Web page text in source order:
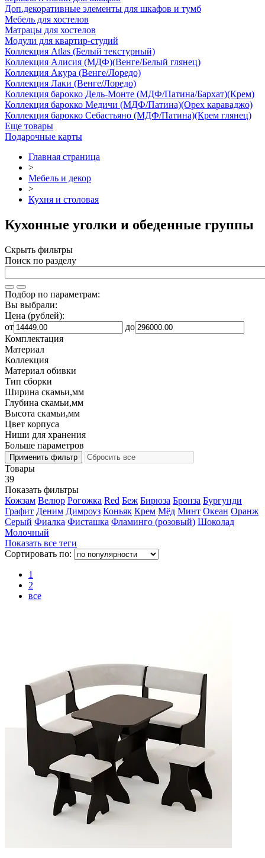
Доп.декоративные элементы для шкафов и тумб
Мебель для хостелов
Матрацы для хостелов
Модули для квартир-студий
Коллекция Atlas (Белый текстурный)
Коллекция Алисия (МДФ)(Венге/Белый глянец)
Коллекция Акура (Венге/Лоредо)
Коллекция Лаки (Венге/Лоредо)
Коллекция барокко Дель-Монте (МДФ/Патина/Бархат)(Крем)
Коллекция барокко Медичи (МДФ/Патина)(Орех караваджо)
Коллекция барокко Себастьяно (МДФ/Патина)(Крем глянец)
Еще товары
Подарочные карты
Главная страница
>
Мебель и декор
>
Кухня и столовая
Кухонные уголки и обеденные группы
Скрыть фильтры
Поиск по разделу
Подбор по параметрам:
Вы выбрали:
Цена (рублей):
от
до
Комплектация
Материал
Коллекция
Материал обивки
Тип сборки
Ширина скамьи,мм
Глубина скамьи,мм
Высота скамьи,мм
Цвет корпуса
Ниши для хранения
Больше параметров
Товары
39
Показать фильтры
Кожзам Велюр Рогожка Red Беж Бирюза Бронза Бургунди
Графит Деним Димроуз Коньяк Крем Мёд Минт Океан Оранж
Серый Фиалка Фисташка Фламинго (розовый) Шоколад
Молочный
Показать все теги
Сортировать по:
1
2
все